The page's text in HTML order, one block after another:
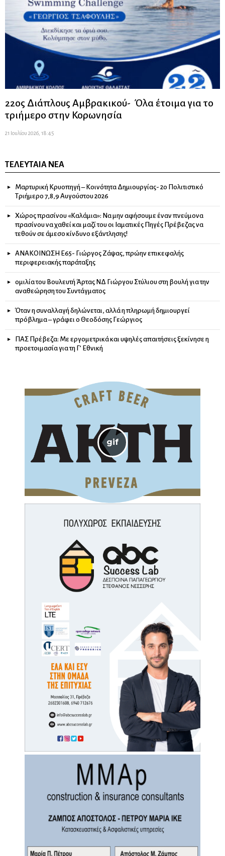
22ος Διάπλους Αμβρακικού- Όλα έτοιμα για το
τριήμερο στην Κορωνησία
21 Ιουλίου 2026, 18:45
ΤΕΛΕΥΤΑΊΑ ΝΈΑ
Μαρτυρική Κρυοπηγή – Κοινότητα Δημιουργίας- 2ο Πολιτιστικό
Τριήμερο 7,8,9 Αυγούστου 2026
Χώρος πρασίνου «Καλάμια»: Να μην αφήσουμε έναν πνεύμονα
πρασίνου να χαθεί και μαζί του οι Ιαματικές Πηγές Πρέβεζας να
τεθούν σε άμεσο κίνδυνο εξάντλησης!
ΑΝΑΚΟΙΝΩΣΗ Ε65- Γιώργος Ζάψας, πρώην επικεφαλής
περιφερειακής παράταξης
ομιλία του Βουλευτή Άρτας ΝΔ Γιώργου Στύλιου στη βουλή για την
αναθεώρηση του Συντάγματος
Όταν η συναλλαγή δηλώνεται, αλλά η πληρωμή δημιουργεί
πρόβλημα – γράφει ο Θεοδόσης Γεώργιος
ΠΑΣ Πρέβεζα: Με εργομετρικά και υψηλές απαιτήσεις ξεκίνησε η
προετοιμασία για τη Γ’ Εθνική